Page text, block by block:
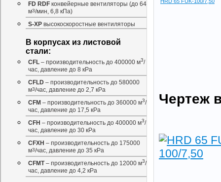
Чертеж
FD RDF конвейерные вентиляторы (до 64
м3/мин, 6,8 кПа)
S-XP высокоскоростные вентиляторы
В корпусах из листовой
стали:
CFL – производительность до 400000 м3/
час, давление до 8 кРа
CFLD – производительность до 580000
м3/час, давление до 2,7 кРа
CFM – производительность до 360000 м3/
час, давление до 17,5 кРа
CFH – производительность до 400000 м3/
час, давление до 30 кРа
CFXH – производительность до 175000
м3/час, давление до 35 кРа
CFMT– производительность до 12000 м3/
час, давление до 4,2 кРа